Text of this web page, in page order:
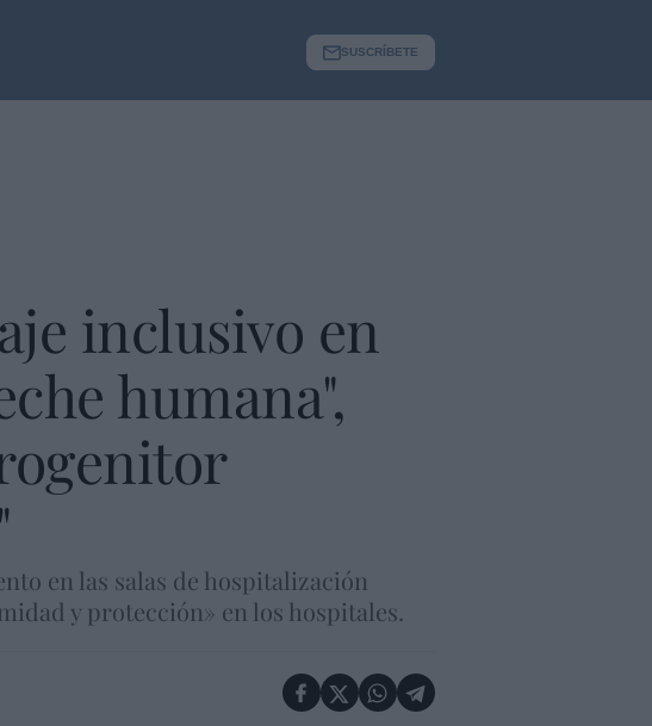
SUSCRÍBETE
inclusivo en
humana",
en las salas de hospitalización
y protección» en los hospitales.